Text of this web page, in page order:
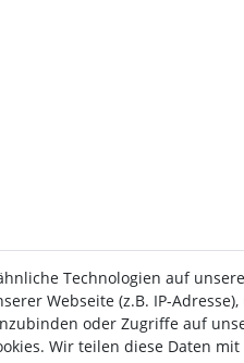
Technologien auf
Webseite (z.B. IP-
oder Zugriffe auf
Wir teilen diese Daten